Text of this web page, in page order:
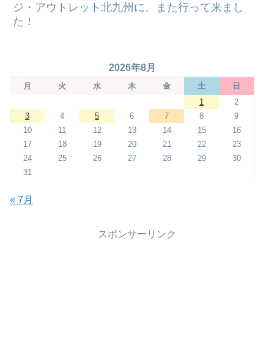
ジ・アウトレット北九州に、また行って来まし
た！
2026年8月
月 火 水 木 金 土
日
1
2
3
4 5 6 7 8
9
10
11 12 13 14 15
16
17
18 19 20 21 22
23
24
25 26 27 28 29
30
31
« 7月
スポンサーリンク